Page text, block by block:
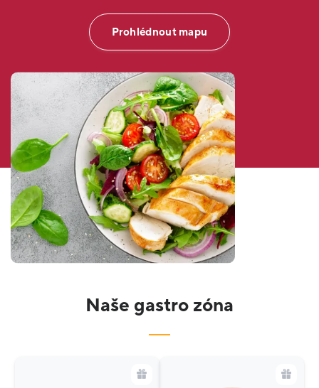
Prohlédnout mapu
Naše gastro zóna